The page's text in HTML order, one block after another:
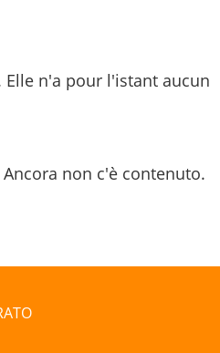
Elle n'a pour l'istant aucun
non c'è contenuto.